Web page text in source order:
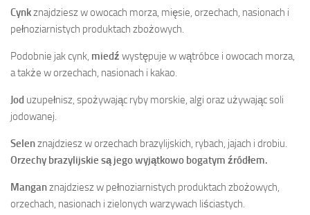
Cynkznajdziesz w owocach morza, mięsie, orzechach, nasionach i
pełnoziarnistych produktach zbożowych.
Podobnie jak cynk, miedź występuje w wątróbce i owocach morza,
a także w orzechach, nasionach i kakao.
Jod uzupełnisz, spożywając ryby morskie, algi oraz używając soli
jodowanej.
Selenznajdziesz w orzechach brazylijskich, rybach, jajach i drobiu.
Orzechy brazylijskie są jego wyjątkowo bogatym źródłem.
Manganznajdziesz w pełnoziarnistych produktach zbożowych,
orzechach, nasionach i zielonych warzywach liściastych.